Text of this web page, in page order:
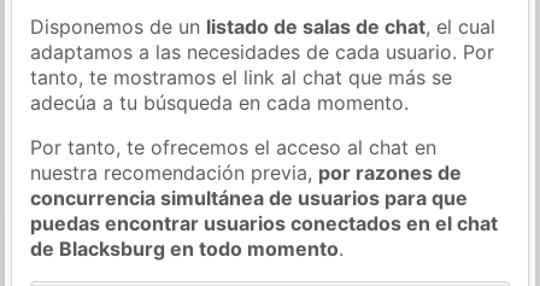
Disponemos de un listado de salas de chat, el cual
adaptamos a las necesidades de cada usuario. Por
tanto, te mostramos el link al chat que más se
adecúa a tu búsqueda en cada momento.
Por tanto, te ofrecemos el acceso al chat en
nuestra recomendación previa, por razones de
concurrencia simultánea de usuarios para que
puedas encontrar usuarios conectados en el chat
de Blacksburg en todo momento.